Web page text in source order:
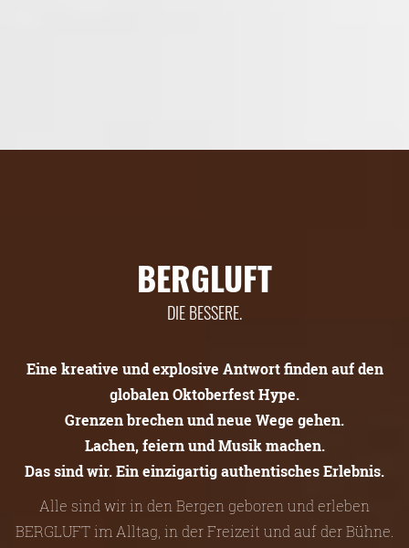
BERGLUFT
DIE BESSERE.
Eine kreative und explosive Antwort finden auf den
globalen Oktoberfest Hype.
Grenzen brechen und neue Wege gehen.
Lachen, feiern und Musik machen.
Das sind wir. Ein einzigartig authentisches Erlebnis.
Alle sind wir in den Bergen geboren und erleben
BERGLUFT im Alltag, in der Freizeit und auf der Bühne.